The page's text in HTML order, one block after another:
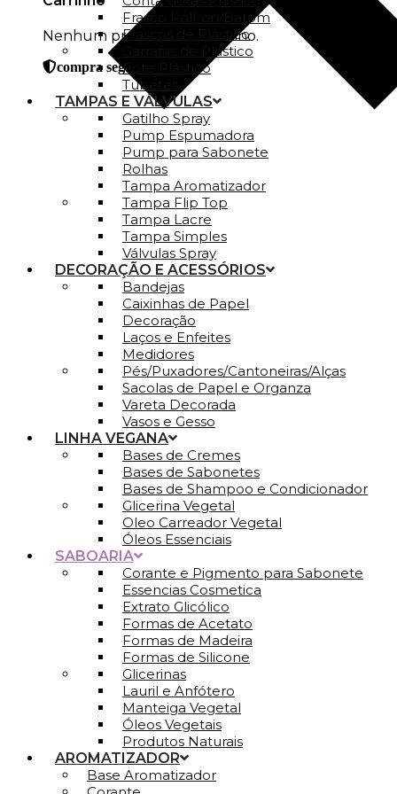
Nenhum produto no carrinho.
compra segura
Frasco Roll-on/Batom
Frascos de Plástico
Garrafas de Plástico
Pote Plástico
Tubetes
TAMPAS E VÁLVULAS
Gatilho Spray
Pump Espumadora
Pump para Sabonete
Rolhas
Tampa Aromatizador
Tampa Flip Top
Tampa Lacre
Tampa Simples
Válvulas Spray
DECORAÇÃO E ACESSÓRIOS
Bandejas
Caixinhas de Papel
Decoração
Laços e Enfeites
Medidores
Pés/Puxadores/Cantoneiras/Alças
Sacolas de Papel e Organza
Vareta Decorada
Vasos e Gesso
LINHA VEGANA
Bases de Cremes
Bases de Sabonetes
Bases de Shampoo e Condicionador
Glicerina Vegetal
Oleo Carreador Vegetal
Óleos Essenciais
SABOARIA
Corante e Pigmento para Sabonete
Essencias Cosmetica
Extrato Glicólico
Formas de Acetato
Formas de Madeira
Formas de Silicone
Glicerinas
Lauril e Anfótero
Manteiga Vegetal
Óleos Vegetais
Produtos Naturais
AROMATIZADOR
Base Aromatizador